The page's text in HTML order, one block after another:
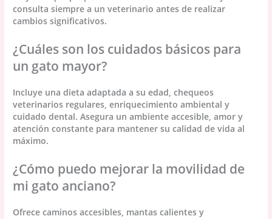
consulta siempre a un veterinario antes de realizar
cambios significativos.
¿Cuáles son los cuidados básicos para
un gato mayor?
Incluye una dieta adaptada a su edad, chequeos
veterinarios regulares, enriquecimiento ambiental y
cuidado dental. Asegura un ambiente accesible, amor y
atención constante para mantener su calidad de vida al
máximo.
¿Cómo puedo mejorar la movilidad de
mi gato anciano?
Ofrece caminos accesibles, mantas calientes y